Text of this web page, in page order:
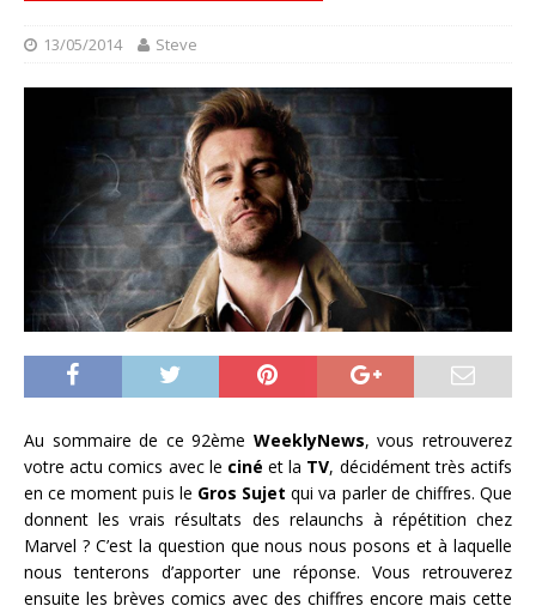
13/05/2014 Steve
Au sommaire de ce 92ème WeeklyNews, vous retrouverez
votre actu comics avec le ciné et la TV, décidément très actifs
en ce moment puis le Gros Sujet qui va parler de chiffres. Que
donnent les vrais résultats des relaunchs à répétition chez
Marvel ? C’est la question que nous nous posons et à laquelle
nous tenterons d’apporter une réponse. Vous retrouverez
ensuite les brèves comics avec des chiffres encore mais cette